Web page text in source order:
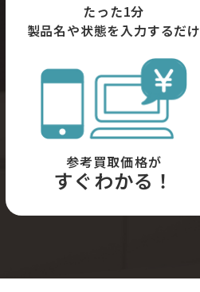
たった1分
製品名や状態を入力するだけ
参考買取価格が
すぐわかる！